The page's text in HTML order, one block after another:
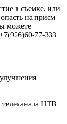
в съемке, или
на прием
можете
77-333
телеканала НТВ